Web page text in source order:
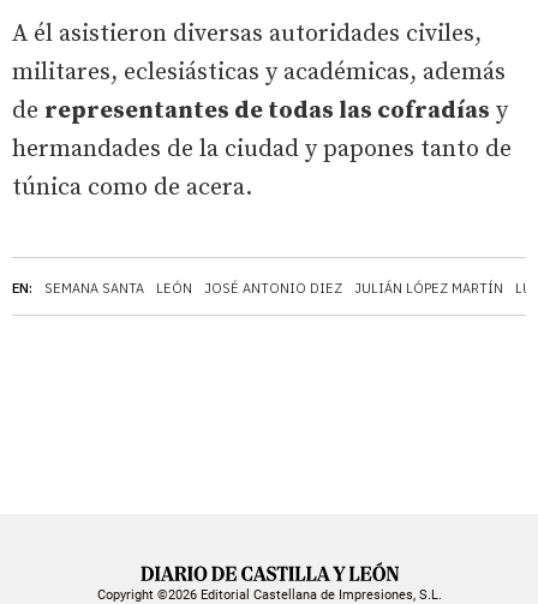
EN: SEMANA SANTA LEÓN JOSÉ ANTONIO DIEZ JULIÁN LÓPEZ MARTÍN
A él asistieron diversas autoridades civiles,
militares, eclesiásticas y académicas, además
de representantes de todas las cofradías y
hermandades de la ciudad y papones tanto de
túnica como de acera.
Copyright ©2026 Editorial Castellana de Impresiones, S.L.